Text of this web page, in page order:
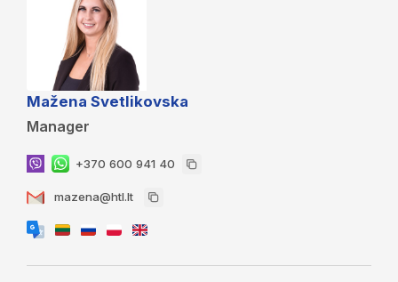
Mažena Svetlikovska
Manager
+370 600 941 40
mazena@htl.lt